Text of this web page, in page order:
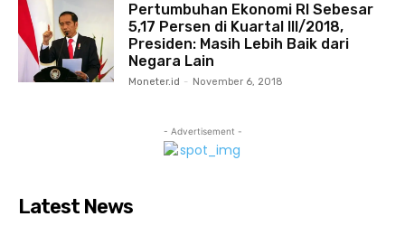
Pertumbuhan Ekonomi RI Sebesar
5,17 Persen di Kuartal III/2018,
Presiden: Masih Lebih Baik dari
Negara Lain
Moneter.id - November 6, 2018
- Advertisement -
Latest News